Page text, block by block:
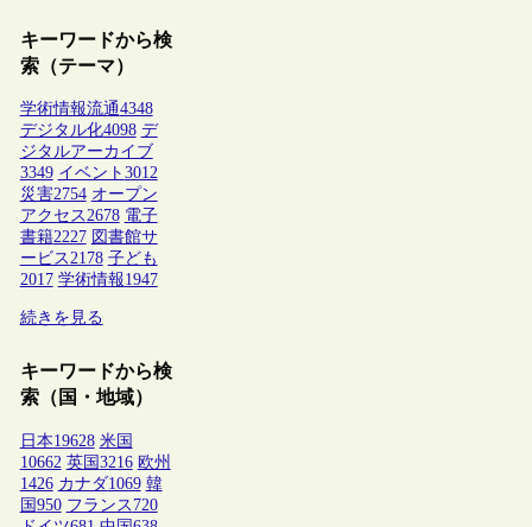
キーワードから検
索（テーマ）
学術情報流通4348
デジタル化4098 デ
ジタルアーカイブ
3349 イベント 3012
災害2754 オープン
アクセス2678 電子
書籍2227 図書館サ
ービス2178 子ども
2017 学術情報1947
続きを見る
キーワードから検
索（国・地域）
日本19628 米国
10662 英国 3216 欧州
1426 カナダ1069 韓
国 950 フランス 720